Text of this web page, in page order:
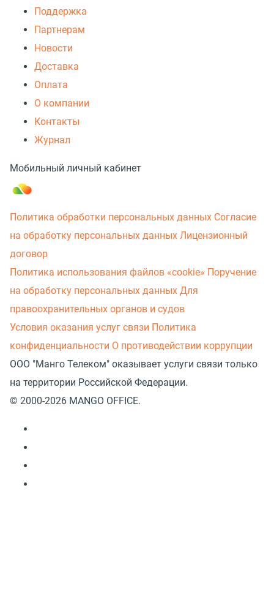
Поддержка
Партнерам
Новости
Доставка
Оплата
О компании
Контакты
Журнал
Мобильный личный кабинет
Политика обработки персональных данных Согласие
на обработку персональных данных Лицензионный
договор
Политика использования файлов «cookie» Поручение
на обработку персональных данных Для
правоохранительных органов и судов
Условия оказания услуг связи Политика
конфиденциальности О противодействии коррупции
ООО "Манго Телеком" оказывает услуги связи только
на территории Российской Федерации.
© 2000-2026 MANGO OFFICE.